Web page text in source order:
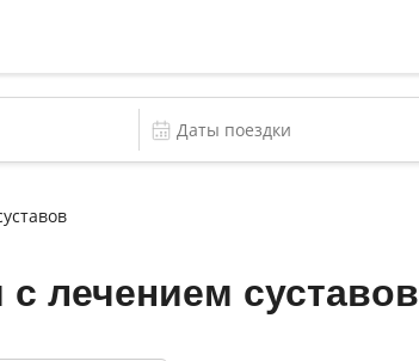
лечением суставов